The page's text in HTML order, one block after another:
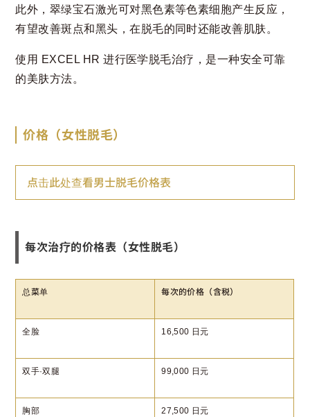
此外，翠绿宝石激光可对黑色素等色素细胞产生反应，
有望改善斑点和黑头，在脱毛的同时还能改善肌肤。
使用 EXCEL HR 进行医学脱毛治疗，是一种安全可靠
的美肤方法。
价格（女性脱毛）
点击此处查看男士脱毛价格表
每次治疗的价格表（女性脱毛）
总菜单 每次的价格（含税）
全脸 16,500 日元
双手·双腿 99,000 日元
胸部 27,500 日元